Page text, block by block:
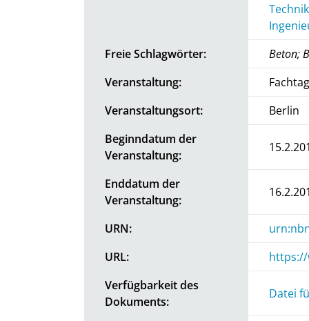
Freie Schlagwörter:
Beton;
Veranstaltung:
Veranstaltungsort:
Berlin
Beginndatum der
Veranstaltung:
Enddatum der
Veranstaltung:
URN:
URL:
https://
Verfügbarkeit des
Dokuments:
Datei